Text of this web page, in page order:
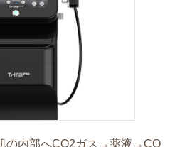
の内部へCO2ガス→薬液→CO